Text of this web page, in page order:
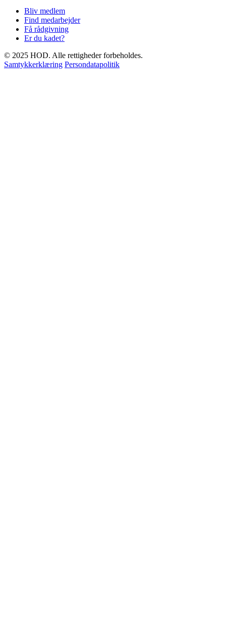
Bliv medlem
Find medarbejder
Få rådgivning
Er du kadet?
© 2025 HOD. Alle rettigheder forbeholdes.
Samtykkerklæring Persondatapolitik